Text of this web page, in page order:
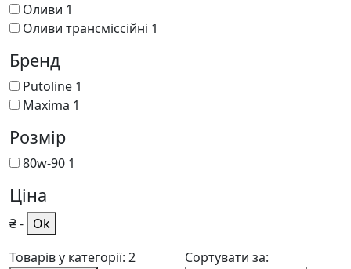
Оливи 1
Оливи трансміссійні 1
Бренд
Putoline 1
Maxima 1
Розмір
80w-90 1
Ціна
₴- Ok
Товарів у категорії: 2
Сортувати за: